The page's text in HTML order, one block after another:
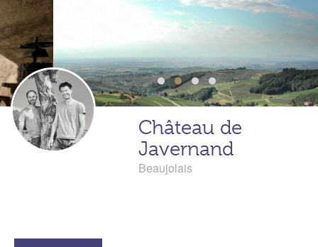
Château de
Javernand
Beaujolais